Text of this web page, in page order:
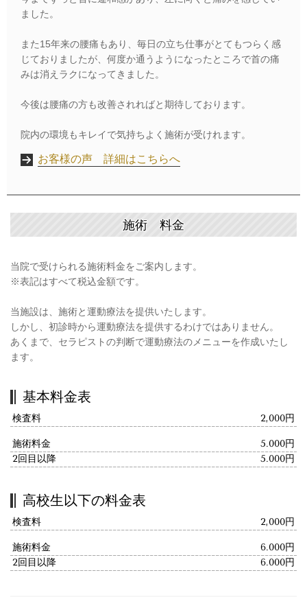
ました。
また15年来の腰痛もあり、毎日の立ち仕事がとてもつらく感
じておりましたが、何度か通うようになったところで首の痛
みは消えラクになってきました。
今後は腰痛の方も改善されればと期待しております。
院内の環境もキレイで気持ちよく施術が受けれます。
お客様の声 詳細はこちらへ
施術 料金
当院で受けられる施術料金をご案内します。
※表記はすべて税込金額です。
当施設は、施術と運動療法を提供いたします。
しかし、初診時から運動療法を提供するわけではありません。
あくまで、セラピストの判断で運動療法のメニューを作成いたし
ます。
基本料金表
検査料 2,000円
施術料金
5.000円
2回目以降
5.000円
高校生以下の料金表
検査料 2,000円
施術料金
6.000円
2回目以降
6.000円